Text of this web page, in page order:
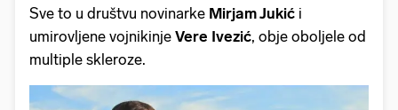
Sve to u društvu novinarke Mirjam Jukić i
umirovljene vojnikinje Vere Ivezić, obje oboljele od
multiple skleroze.